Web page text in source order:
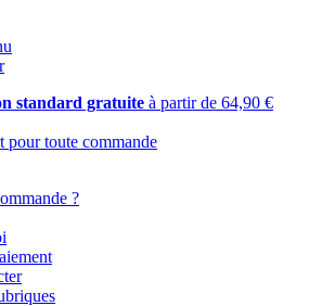
standard gratuite à partir de 64,90 €
pour toute commande
?